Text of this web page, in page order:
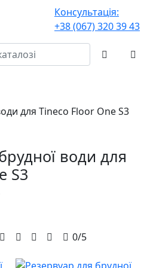
Консультація:
+38 (067) 320 39 43
для Tineco Floor One S3
води для
S3
0/5